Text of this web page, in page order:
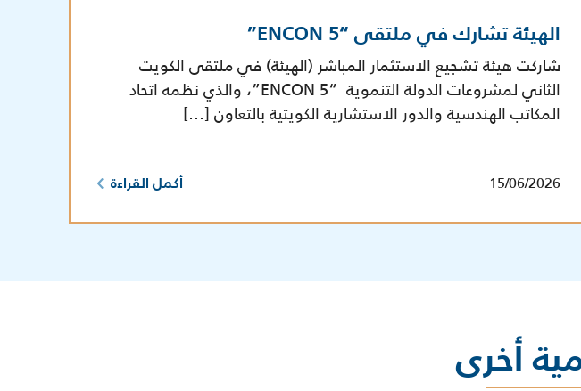
الهيئة تشارك في ملتقى “ENCON 5”
شاركت هيئة تشجيع الاستثمار المباشر (الهيئة) في ملتقى الكويت
الثاني لمشروعات الدولة التنموية “ENCON 5”، والذي نظمه اتحاد
المكاتب الهندسية والدور الاستشارية الكويتية بالتعاون […]
15/06/2026 أكمل القراءة
أخرى